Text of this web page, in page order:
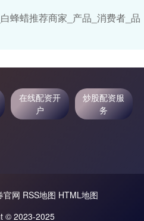
蜂蜡推荐商家_产品_消费者_品
在线配资开
户
炒股配资服
务
官网 RSS地图 HTML地图
© 2023-2025